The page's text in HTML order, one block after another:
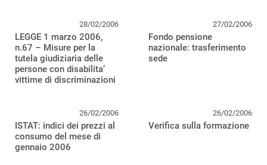
28/02/2006
LEGGE 1 marzo 2006,
n.67 – Misure per la
tutela giudiziaria delle
persone con disabilita’
vittime di discriminazioni
27/02/2006
Fondo pensione
nazionale: trasferimento
sede
26/02/2006
ISTAT: indici dei prezzi al
consumo del mese di
gennaio 2006
26/02/2006
Verifica sulla formazione